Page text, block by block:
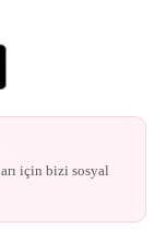
için bizi sosyal